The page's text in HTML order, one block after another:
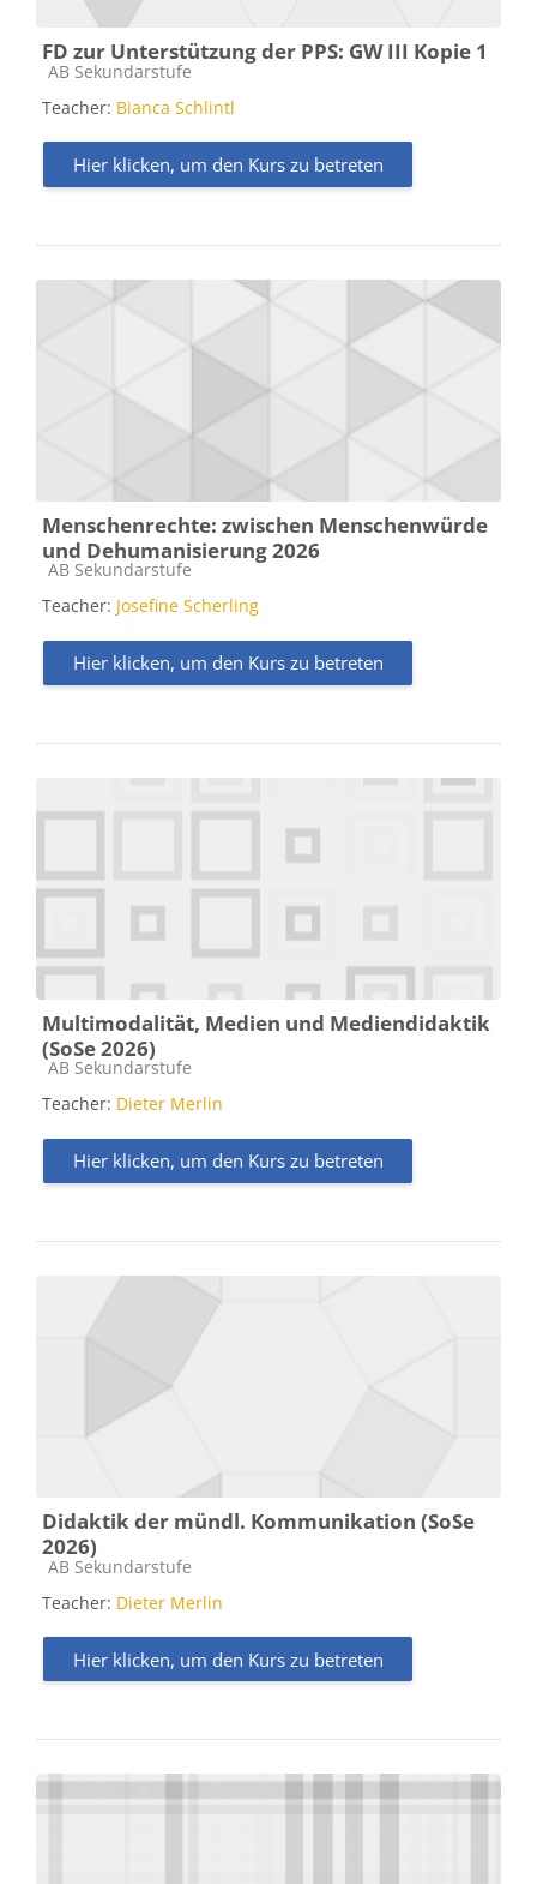
FD zur Unterstützung der PPS: GW III Kopie 1
Kursbereich
AB Sekundarstufe
Teacher: Bianca Schlintl
Hier klicken, um den Kurs zu betreten
Menschenrechte: zwischen Menschenwürde
und Dehumanisierung 2026
Kursbereich
AB Sekundarstufe
Teacher: Josefine Scherling
Hier klicken, um den Kurs zu betreten
Multimodalität, Medien und Mediendidaktik
(SoSe 2026)
Kursbereich
AB Sekundarstufe
Teacher: Dieter Merlin
Hier klicken, um den Kurs zu betreten
Didaktik der mündl. Kommunikation (SoSe
2026)
Kursbereich
AB Sekundarstufe
Teacher: Dieter Merlin
Hier klicken, um den Kurs zu betreten